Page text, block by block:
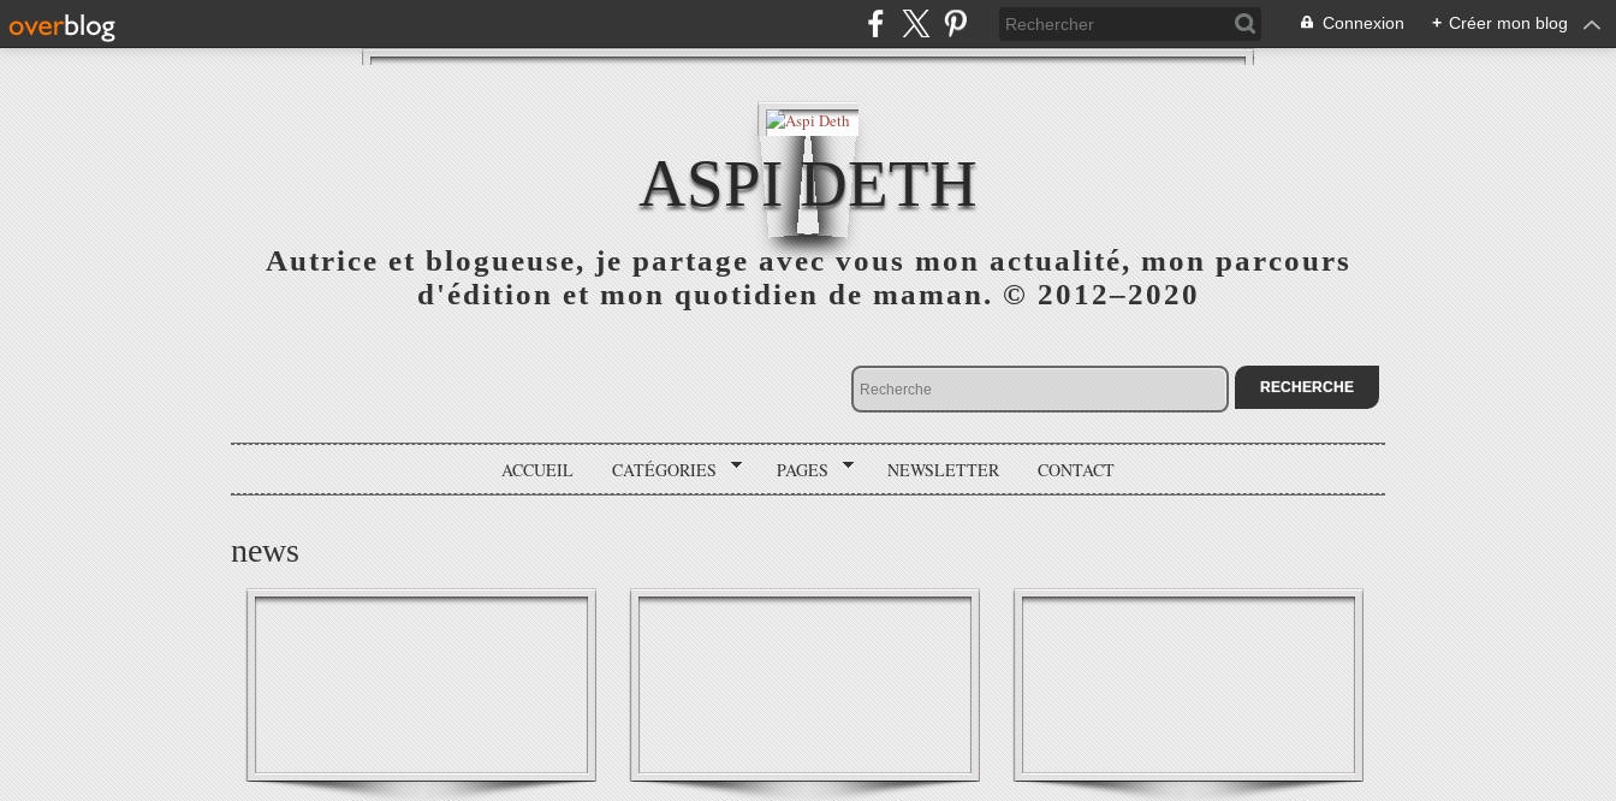
Connexion + Créer mon blog
ASPI DETH
Autrice et blogueuse, je partage avec vous mon actualité, mon parcours
d'édition et mon quotidien de maman. © 2012–2020
ACCUEIL CATÉGORIES PAGES NEWSLETTER CONTACT
news